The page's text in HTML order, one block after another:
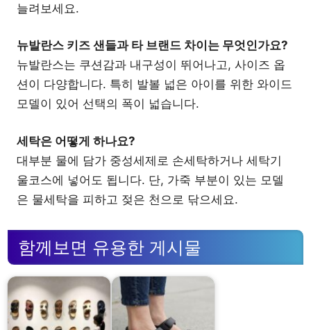
늘려보세요.
뉴발란스 키즈 샌들과 타 브랜드 차이는 무엇인가요?
뉴발란스는 쿠션감과 내구성이 뛰어나고, 사이즈 옵
션이 다양합니다. 특히 발볼 넓은 아이를 위한 와이드
모델이 있어 선택의 폭이 넓습니다.
세탁은 어떻게 하나요?
대부분 물에 담가 중성세제로 손세탁하거나 세탁기
울코스에 넣어도 됩니다. 단, 가죽 부분이 있는 모델
은 물세탁을 피하고 젖은 천으로 닦으세요.
함께보면 유용한 게시물